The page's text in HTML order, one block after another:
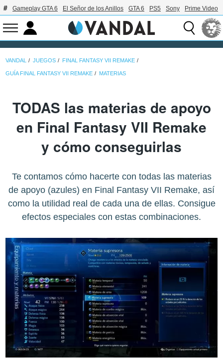
Gameplay GTA 6 El Señor de los Anillos GTA 6 PS5 Sony Prime Video
VANDAL JUEGOS FINAL FANTASY VII REMAKE
GUÍA FINAL FANTASY VII REMAKE MATERIAS
TODAS las materias de apoyo
en Final Fantasy VII Remake
y cómo conseguirlas
Te contamos cómo hacerte con todas las materias
de apoyo (azules) en Final Fantasy VII Remake, así
como la utilidad real de cada una de ellas. Consigue
efectos especiales con estas combinaciones.